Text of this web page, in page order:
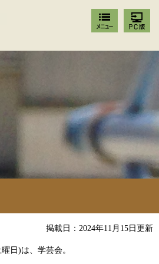
掲載日：2024年11月15日更新
日)は、学芸会。